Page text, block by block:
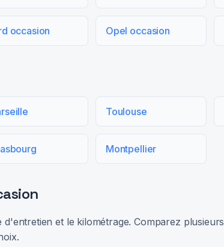
occasion Opel occasion
Toulouse
Montpellier
et le kilométrage. Comparez